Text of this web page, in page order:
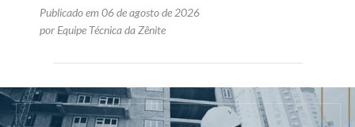
Publicado em 06 de agosto de 2026
por Equipe Técnica da Zênite